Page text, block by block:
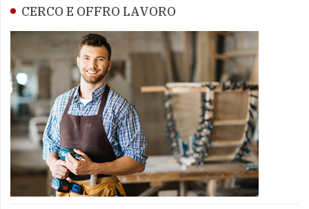
CERCO E OFFRO LAVORO